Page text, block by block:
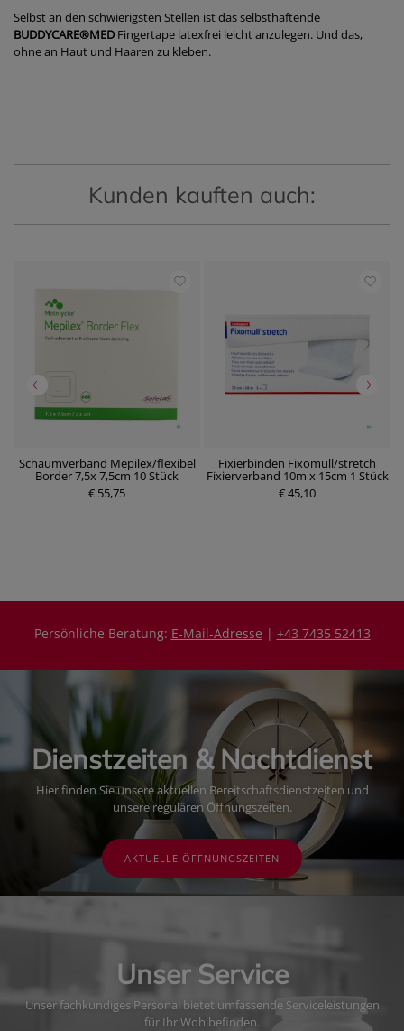
Selbst an den schwierigsten Stellen ist das selbsthaftende
BUDDYCARE®MED Fingertape latexfrei leicht anzulegen. Und das,
ohne an Haut und Haaren zu kleben.
Kunden kauften auch:
Schaumverband Mepilex/flexibel
Border 7,5x 7,5cm 10 Stück
€ 55,75
Fixierbinden Fixomull/stretch
Fixierverband 10m x 15cm 1 Stück
€ 45,10
P
Persönliche Beratung: E-Mail-Adresse | +43 7435 52413
Dienstzeiten & Nachtdienst
Hier finden Sie unsere aktuellen Bereitschaftsdienstzeiten und
unsere regulären Öffnungszeiten.
AKTUELLE ÖFFNUNGSZEITEN
Unser Service
Unser fachkundiges Personal bietet umfassende Serviceleistungen
für Ihr Wohlbefinden.